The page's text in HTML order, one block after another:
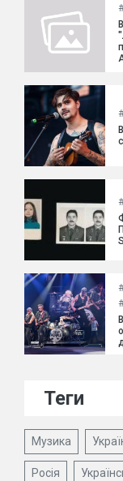
Теги
Музика
Росія